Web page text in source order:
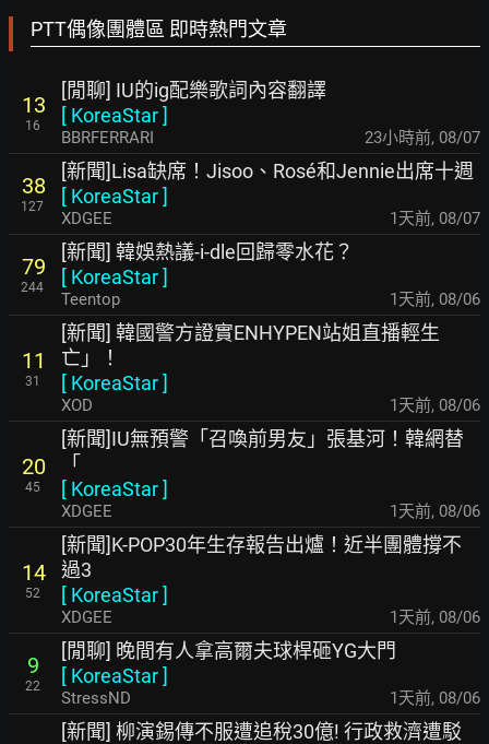
PTT偶像團體區 即時熱門文章
13
16
[閒聊] IU的ig配樂歌詞內容翻譯
[ KoreaStar]
BBRFERRARI 23小時前, 08/07
38
127
[新聞]Lisa缺席！Jisoo、Rosé和Jennie出席十週
[ KoreaStar]
XDGEE 1天前, 08/07
79
244
[新聞] 韓娛熱議-i-dle回歸零水花？
[ KoreaStar]
Teentop 1天前, 08/06
11
31
[新聞] 韓國警方證實ENHYPEN站姐直播輕生
亡」！
[ KoreaStar]
XOD 1天前, 08/06
20
45
[新聞]IU無預警「召喚前男友」張基河！韓網替
「
[ KoreaStar]
XDGEE 1天前, 08/06
14
52
[新聞]K-POP30年生存報告出爐！近半團體撐不
過3
[ KoreaStar]
XDGEE 1天前, 08/06
9
22
[閒聊] 晚間有人拿高爾夫球桿砸YG大門
[ KoreaStar]
StressND 1天前, 08/06
[新聞] 柳演錫傳不服遭追稅30億! 行政救濟遭駁